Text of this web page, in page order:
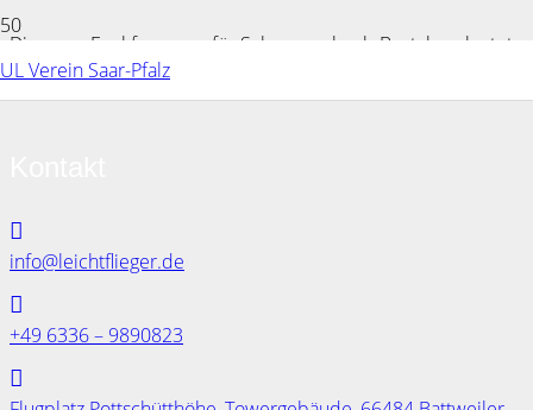
UL Verein Saar-Pfalz
Die neue Funkfrequenz für Schwarzenbach-Bostalsee lautet:
121.015
info@leichtflieger.de
+49 6336 – 9890823